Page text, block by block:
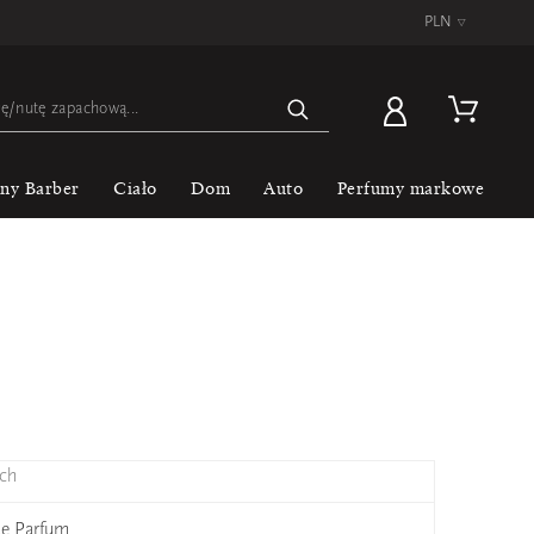
PLN ▿
Barber Ciało Dom Auto Perfumy markowe
Parfum